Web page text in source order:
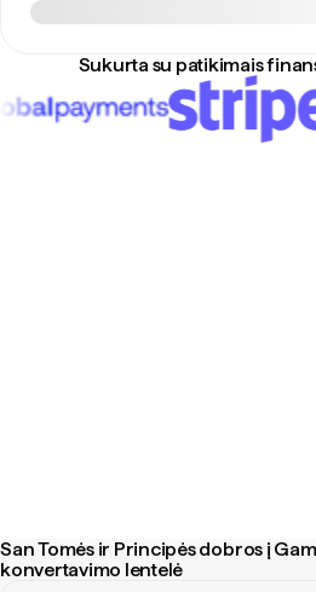
Sukurta su patikimais
San Tomės ir Principės dobros į
konvertavimo lentelė